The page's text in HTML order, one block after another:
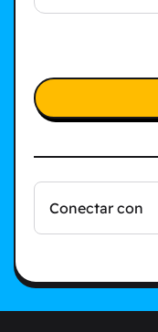
Conectar con